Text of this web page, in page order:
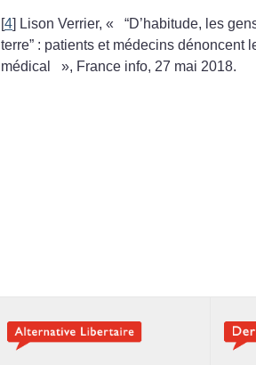
[4] Lison Verrier, «
“D’habitude, les
terre” : patients et médecins dénoncent
médical
», France info, 27 mai 2018.